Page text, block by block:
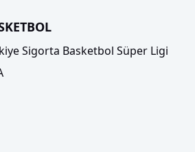
Sigorta Basketbol Süper Ligi